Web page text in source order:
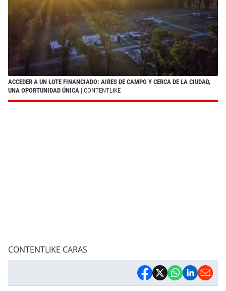
ACCEDER A UN LOTE FINANCIADO: AIRES DE CAMPO Y CERCA DE LA CIUDAD,
UNA OPORTUNIDAD ÚNICA | CONTENTLIKE
CONTENTLIKE CARAS